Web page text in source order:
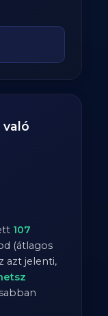
való
107
(átlagos
azt jelenti,